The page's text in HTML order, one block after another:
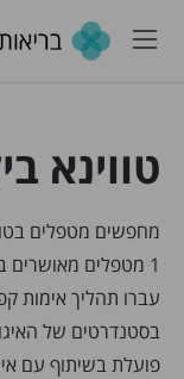
טווינא
מחפשים מטפלים
1 מטפלים
עברו תהליך אימות
בסטנדרטים של
פועלת בשיתוף עם